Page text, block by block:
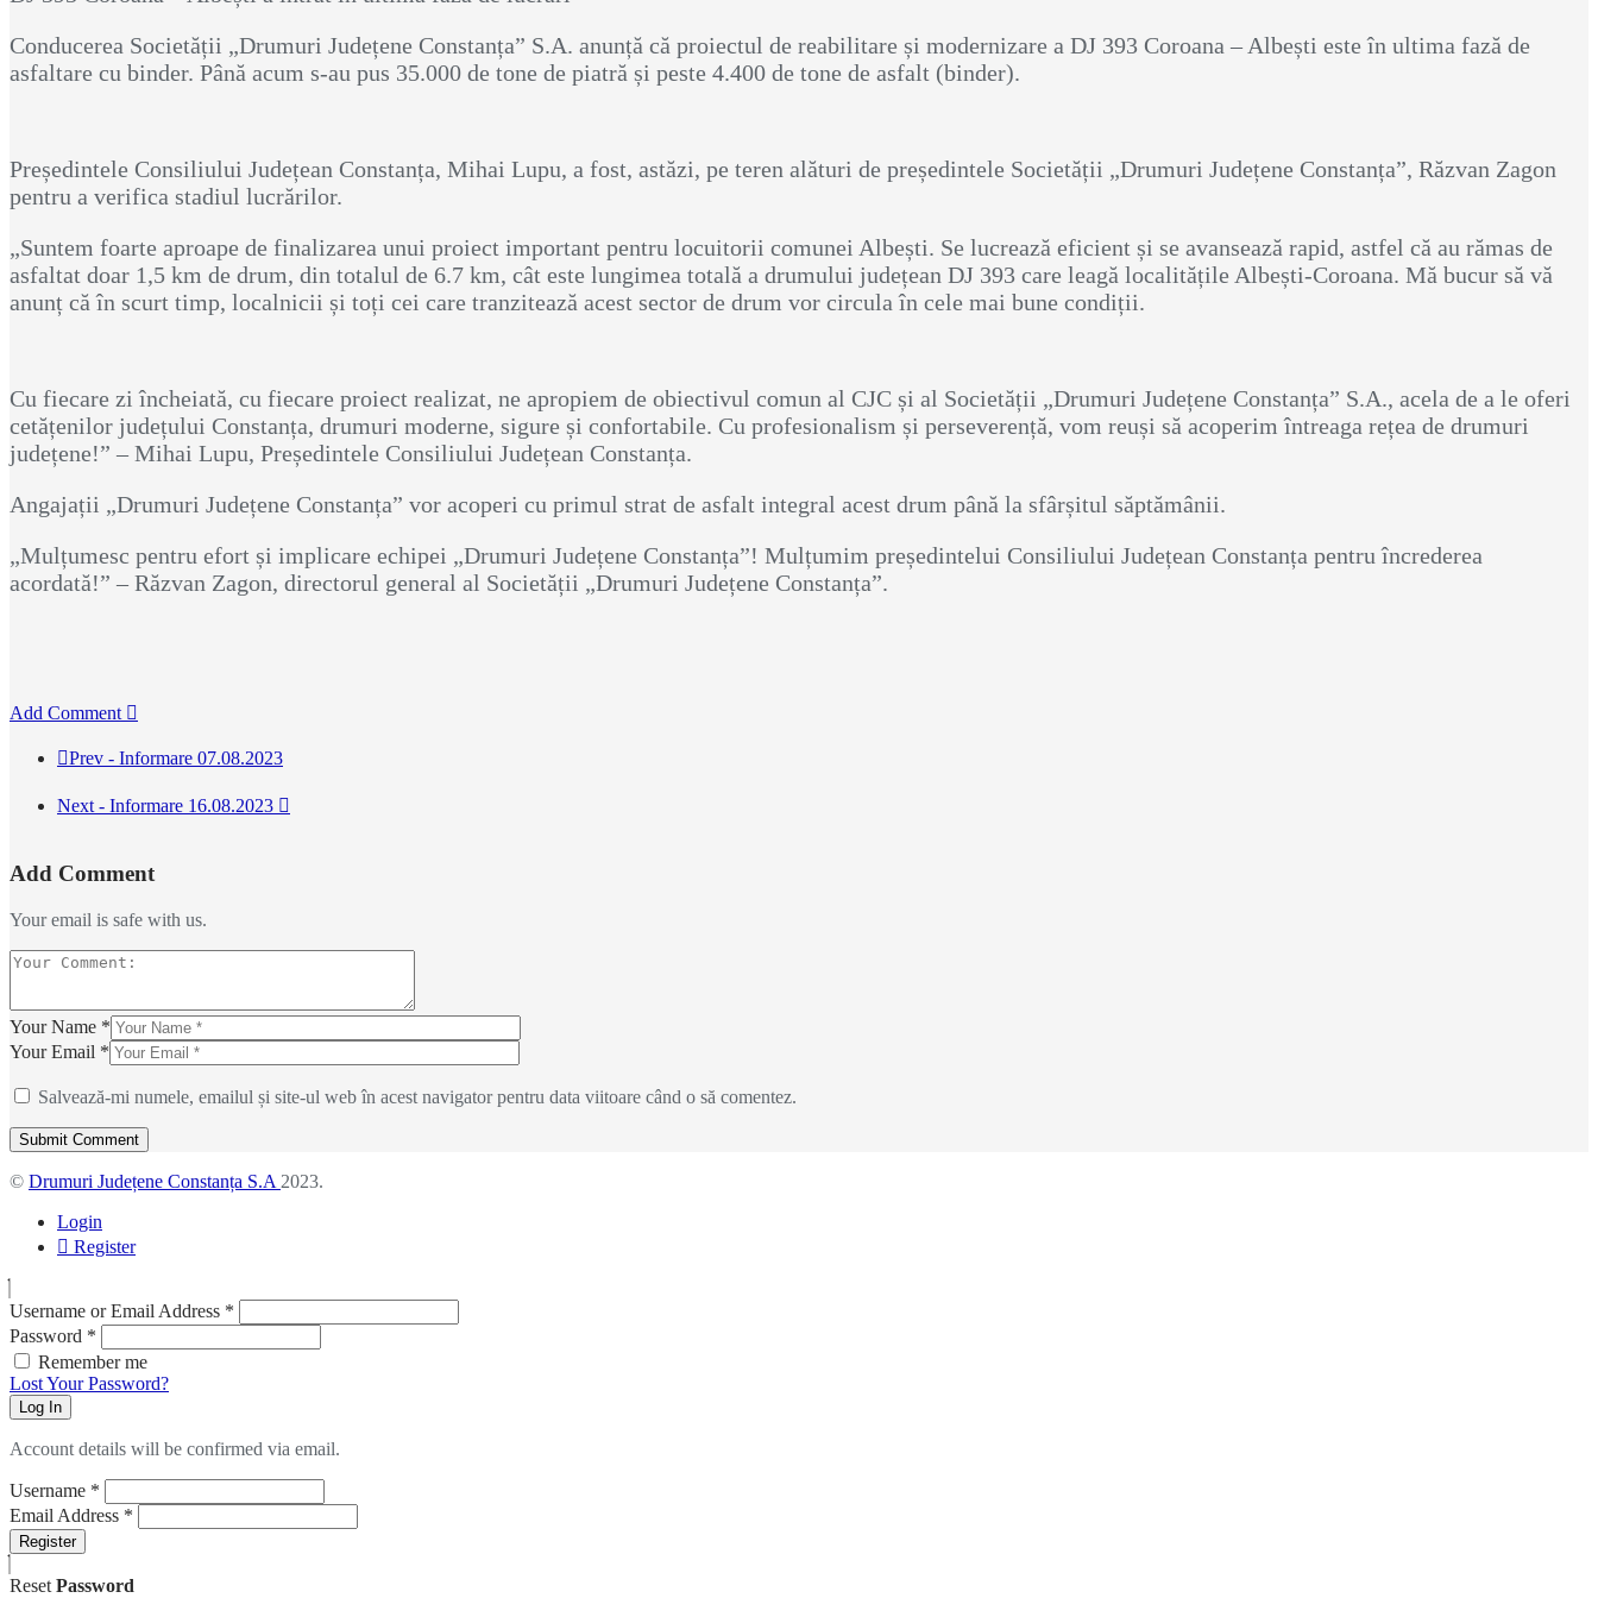
Conducerea Societății „Drumuri Județene Constanța” S.A. anunță că proiectul de reabilitare și modernizare a DJ 393 Coroana – Albești este în ultima fază de
asfaltare cu binder. Până acum s-au pus 35.000 de tone de piatră și peste 4.400 de tone de asfalt (binder).
Președintele Consiliului Județean Constanța, Mihai Lupu, a fost, astăzi, pe teren alături de președintele Societății „Drumuri Județene Constanța”, Răzvan Zagon
pentru a verifica stadiul lucrărilor.
„Suntem foarte aproape de finalizarea unui proiect important pentru locuitorii comunei Albești. Se lucrează eficient și se avansează rapid, astfel că au rămas de
asfaltat doar 1,5 km de drum, din totalul de 6.7 km, cât este lungimea totală a drumului județean DJ 393 care leagă localitățile Albești-Coroana. Mă bucur să vă
anunț că în scurt timp, localnicii și toți cei care tranzitează acest sector de drum vor circula în cele mai bune condiții.
Cu fiecare zi încheiată, cu fiecare proiect realizat, ne apropiem de obiectivul comun al CJC și al Societății „Drumuri Județene Constanța” S.A., acela de a le oferi
cetățenilor județului Constanța, drumuri moderne, sigure și confortabile. Cu profesionalism și perseverență, vom reuși să acoperim întreaga rețea de drumuri
județene!” – Mihai Lupu, Președintele Consiliului Județean Constanța.
Angajații „Drumuri Județene Constanța” vor acoperi cu primul strat de asfalt integral acest drum până la sfârșitul săptămânii.
„Mulțumesc pentru efort și implicare echipei „Drumuri Județene Constanța”! Mulțumim președintelui Consiliului Județean Constanța pentru încrederea
acordată!” – Răzvan Zagon, directorul general al Societății „Drumuri Județene Constanța”.
Add Comment
Prev - Informare 07.08.2023
Next - Informare 16.08.2023
Add Comment
Your email is safe with us.
Your Name *
Your Email *
Salvează-mi numele, emailul și site-ul web în acest navigator pentru data viitoare când o să comentez.
© Drumuri Județene Constanța S.A 2023.
Login
Register
Username or Email Address *
Password *
Remember me
Lost Your Password?
Log In
Account details will be confirmed via email.
Username *
Email Address *
Register
Reset Password